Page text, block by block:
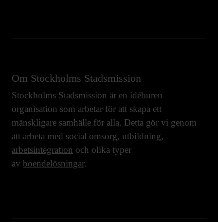
Om Stockholms Stadsmission
Stockholms Stadsmission är en idéburen
organisation som arbetar för att skapa ett
mänskligare samhälle för alla. Detta gör vi genom
att arbeta med social omsorg, utbildning,
arbetsintegration och olika typer
av boendelösningar.